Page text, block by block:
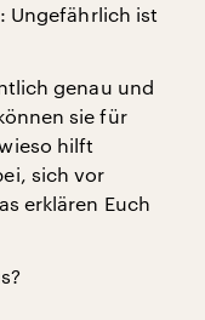
Ungefährlich ist
genau und
sie für
hilft
sich vor
erklären Euch